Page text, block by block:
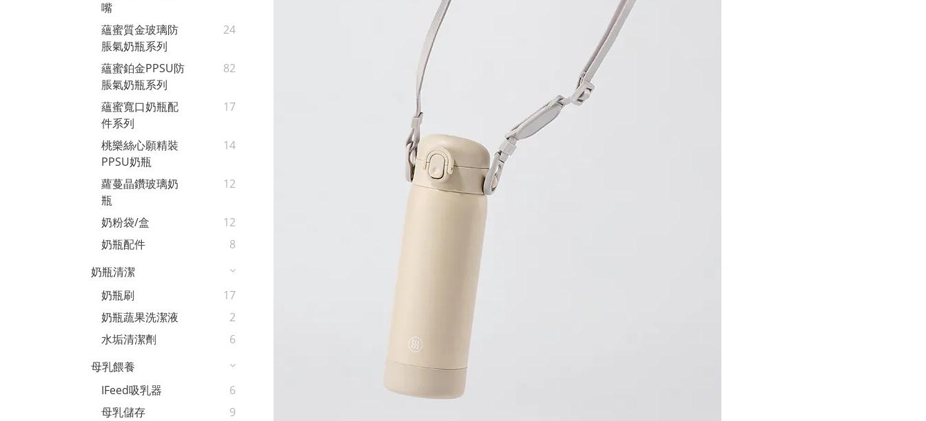
嘴
蘊蜜質金玻璃防
脹氣奶瓶系列
24
蘊蜜鉑金PPSU防
脹氣奶瓶系列
82
蘊蜜寬口奶瓶配
件系列
17
桃樂絲心願精裝
PPSU奶瓶
14
蘿蔓晶鑽玻璃奶
瓶
12
奶粉袋/盒
12
奶瓶配件
8
奶瓶清潔
奶瓶刷
17
奶瓶蔬果洗潔液
2
水垢清潔劑
6
母乳餵養
IFeed吸乳器
6
母乳儲存
9